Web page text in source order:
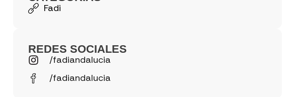
Fadi
REDES SOCIALES
/fadiandalucia
/fadiandalucia